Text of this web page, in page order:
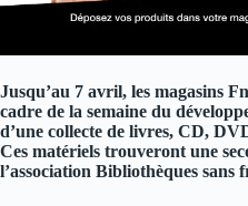
Jusqu’au 7 avril, les magasins
cadre de la semaine du
d’une collecte de livres, CD,
Ces matériels trouveront une
l’association Bibliothèques sans